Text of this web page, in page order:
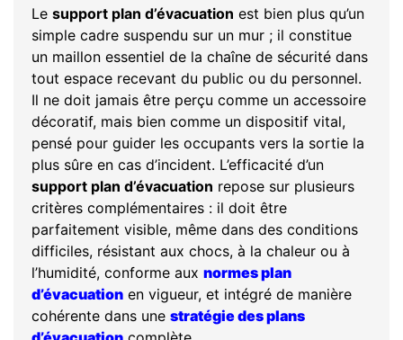
Le support plan d’évacuation est bien plus qu’un
simple cadre suspendu sur un mur ; il constitue
un maillon essentiel de la chaîne de sécurité dans
tout espace recevant du public ou du personnel.
Il ne doit jamais être perçu comme un accessoire
décoratif, mais bien comme un dispositif vital,
pensé pour guider les occupants vers la sortie la
plus sûre en cas d’incident. L’efficacité d’un
support plan d’évacuation repose sur plusieurs
critères complémentaires : il doit être
parfaitement visible, même dans des conditions
difficiles, résistant aux chocs, à la chaleur ou à
l’humidité, conforme aux normes plan
d’évacuation en vigueur, et intégré de manière
cohérente dans une stratégie des plans